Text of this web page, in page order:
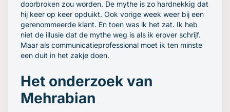
doorbroken zou worden. De mythe is zo hardnekkig dat
hij keer op keer opduikt. Ook vorige week weer bij een
gerenommeerde klant. En toen was ik het zat. Ik heb
niet de illusie dat de mythe weg is als ik erover schrijf.
Maar als communicatieprofessional moet ik ten minste
een duit in het zakje doen.
Het onderzoek van
Mehrabian